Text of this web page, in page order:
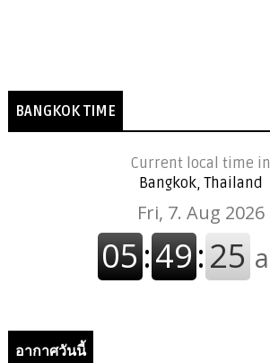
BANGKOK TIME
Current local time in
Bangkok, Thailand
อากาศวันนี้